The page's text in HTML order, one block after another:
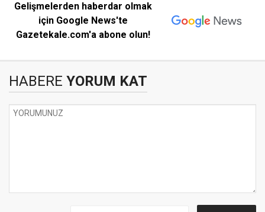
Gelişmelerden haberdar olmak
için Google News'te
Gazetekale.com'a abone olun!
HABERE YORUM KAT